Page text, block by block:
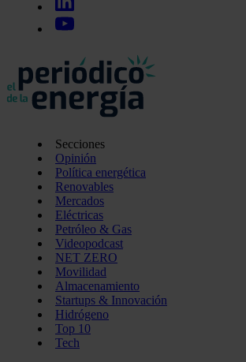
Secciones
Opinión
Política energética
Renovables
Mercados
Eléctricas
Petróleo & Gas
Videopodcast
NET ZERO
Movilidad
Almacenamiento
Startups & Innovación
Hidrógeno
Top 10
Tech